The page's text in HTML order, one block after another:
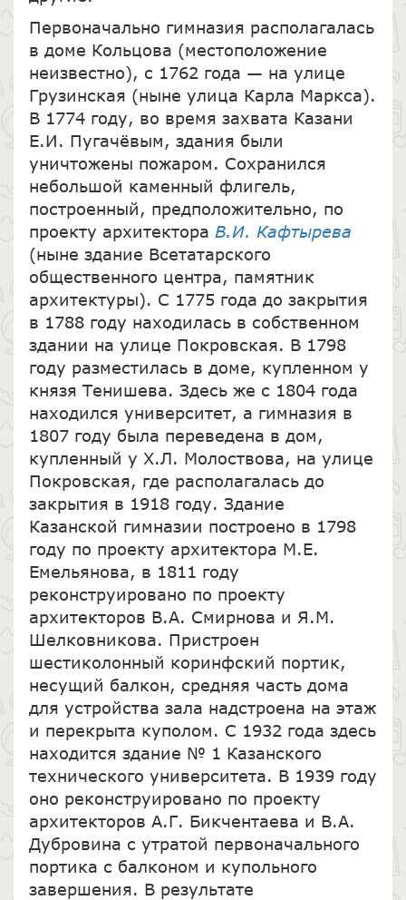
Первоначально гимназия располагалась
в доме Кольцова (местоположение
неизвестно), с 1762 года — на улице
Грузинская (ныне улица Карла Маркса).
В 1774 году, во время захвата Казани
Е.И. Пугачёвым, здания были
уничтожены пожаром. Сохранился
небольшой каменный флигель,
построенный, предположительно, по
проекту архитектора В.И. Кафтырева
(ныне здание Всетатарского
общественного центра, памятник
архитектуры). С 1775 года до закрытия
в 1788 году находилась в собственном
здании на улице Покровская. В 1798
году разместилась в доме, купленном у
князя Тенишева. Здесь же с 1804 года
находился университет, а гимназия в
1807 году была переведена в дом,
купленный у Х.Л. Молоствова, на улице
Покровская, где располагалась до
закрытия в 1918 году. Здание
Казанской гимназии построено в 1798
году по проекту архитектора М.Е.
Емельянова, в 1811 году
реконструировано по проекту
архитекторов В.А. Смирнова и Я.М.
Шелковникова. Пристроен
шестиколонный коринфский портик,
несущий балкон, средняя часть дома
для устройства зала надстроена на этаж
и перекрыта куполом. С 1932 года здесь
находится здание № 1 Казанского
технического университета. В 1939 году
оно реконструировано по проекту
архитекторов А.Г. Бикчентаева и В.А.
Дубровина с утратой первоначального
портика с балконом и купольного
завершения. В результате